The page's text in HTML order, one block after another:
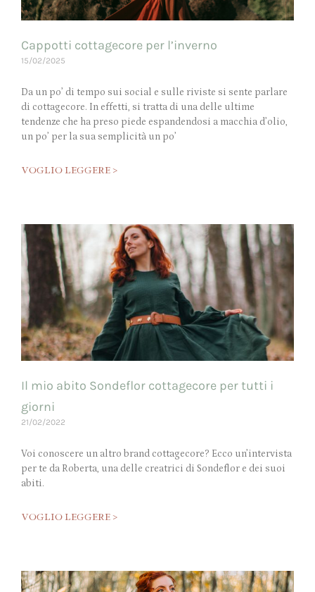
Cappotti cottagecore per l’inverno
15/02/2025
Da un po’ di tempo sui social e sulle riviste si sente parlare
di cottagecore. In effetti, si tratta di una delle ultime
tendenze che ha preso piede espandendosi a macchia d’olio,
un po’ per la sua semplicità un po’
VOGLIO LEGGERE >
Il mio abito Sondeflor cottagecore per tutti i
giorni
21/02/2022
Voi conoscere un altro brand cottagecore? Ecco un’intervista
per te da Roberta, una delle creatrici di Sondeflor e dei suoi
abiti.
VOGLIO LEGGERE >